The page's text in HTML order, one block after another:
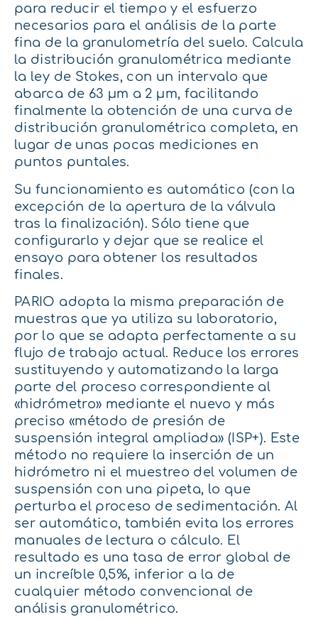
para reducir el tiempo y el esfuerzo
necesarios para el análisis de la parte
fina de la granulometría del suelo. Calcula
la distribución granulométrica mediante
la ley de Stokes, con un intervalo que
abarca de 63 μm a 2 μm, facilitando
finalmente la obtención de una curva de
distribución granulométrica completa, en
lugar de unas pocas mediciones en
puntos puntales.
Su funcionamiento es automático (con la
excepción de la apertura de la válvula
tras la finalización). Sólo tiene que
configurarlo y dejar que se realice el
ensayo para obtener los resultados
finales.
PARIO adopta la misma preparación de
muestras que ya utiliza su laboratorio,
por lo que se adapta perfectamente a su
flujo de trabajo actual. Reduce los errores
sustituyendo y automatizando la larga
parte del proceso correspondiente al
«hidrómetro» mediante el nuevo y más
preciso «método de presión de
suspensión integral ampliada» (ISP+). Este
método no requiere la inserción de un
hidrómetro ni el muestreo del volumen de
suspensión con una pipeta, lo que
perturba el proceso de sedimentación. Al
ser automático, también evita los errores
manuales de lectura o cálculo. El
resultado es una tasa de error global de
un increíble 0,5%, inferior a la de
cualquier método convencional de
análisis granulométrico.